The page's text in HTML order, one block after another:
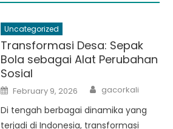
Uncategorized
Transformasi Desa: Sepak
Bola sebagai Alat Perubahan
Sosial
Posted
on
February 9, 2026 Author
gacorkali
Di tengah berbagai dinamika yang
terjadi di Indonesia, transformasi